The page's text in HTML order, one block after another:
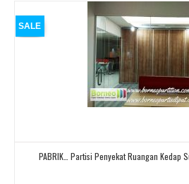
SALE
PABRIK… Partisi Penyekat Ruangan Kedap